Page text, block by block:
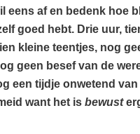
eens af en bedenk hoe
goed hebt. Drie uur,
kleine teentjes, nog
geen besef van de
een tijdje onwetend van
want het isbewust